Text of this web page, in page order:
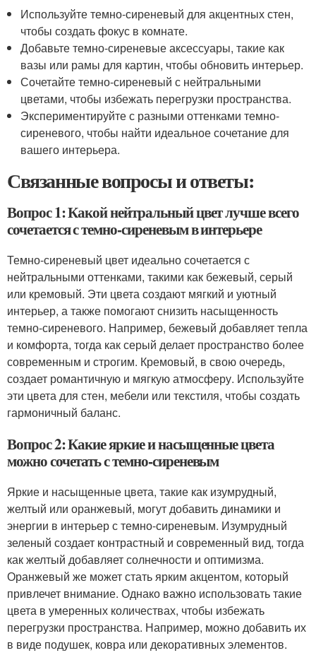
Используйте темно-сиреневый для акцентных стен,
чтобы создать фокус в комнате.
Добавьте темно-сиреневые аксессуары, такие как
вазы или рамы для картин, чтобы обновить интерьер.
Сочетайте темно-сиреневый с нейтральными
цветами, чтобы избежать перегрузки пространства.
Экспериментируйте с разными оттенками темно-
сиреневого, чтобы найти идеальное сочетание для
вашего интерьера.
Связанные вопросы и ответы:
Вопрос 1: Какой нейтральный цвет лучше всего
сочетается с темно-сиреневым в интерьере
Темно-сиреневый цвет идеально сочетается с
нейтральными оттенками, такими как бежевый, серый
или кремовый. Эти цвета создают мягкий и уютный
интерьер, а также помогают снизить насыщенность
темно-сиреневого. Например, бежевый добавляет тепла
и комфорта, тогда как серый делает пространство более
современным и строгим. Кремовый, в свою очередь,
создает романтичную и мягкую атмосферу. Используйте
эти цвета для стен, мебели или текстиля, чтобы создать
гармоничный баланс.
Вопрос 2: Какие яркие и насыщенные цвета
можно сочетать с темно-сиреневым
Яркие и насыщенные цвета, такие как изумрудный,
желтый или оранжевый, могут добавить динамики и
энергии в интерьер с темно-сиреневым. Изумрудный
зеленый создает контрастный и современный вид, тогда
как желтый добавляет солнечности и оптимизма.
Оранжевый же может стать ярким акцентом, который
привлечет внимание. Однако важно использовать такие
цвета в умеренных количествах, чтобы избежать
перегрузки пространства. Например, можно добавить их
в виде подушек, ковра или декоративных элементов.